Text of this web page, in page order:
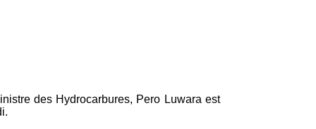
des Hydrocarbures, Pero Luwara est